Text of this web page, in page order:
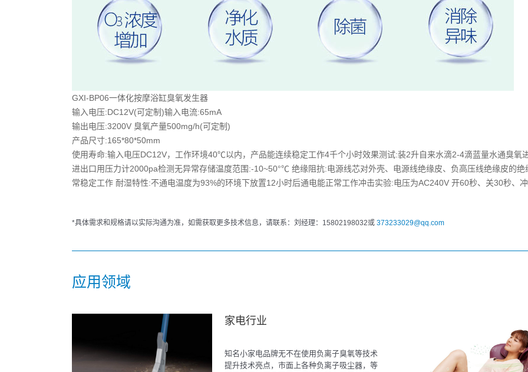
GXI-BP06一体化按摩浴缸臭氧发生器
输入电压:DC12V(可定制)输入电流:65mA
输出电压:3200V 臭氧产量500mg/h(可定制)
产品尺寸:165*80*50mm
使用寿命:输入电压DC12V，工作环境40℃以内，产品能连续稳定工作4千个小时效果测试:装2升自来水滴2-4滴蓝量水通臭氧
进出口用压力计2000pa检测无异常存储温度范围:-10~50°℃ 绝缘阻抗:电源线芯对外壳、电源线绝缘皮、负高压线绝缘皮的
常稳定工作 耐湿特性:不通电温度为93%的环境下放置12小时后通电能正常工作冲击实验:电压为AC240V 开60秒、关30秒、
*具体需求和规格请以实际沟通为准，如需获取更多技术信息，请联系：刘经理：15802198032或 373233029@qq.com
应用领域
家电行业
知名小家电品牌无不在使用负离子臭氧等技术
提升技术亮点，市面上各种负离子吸尘器，等